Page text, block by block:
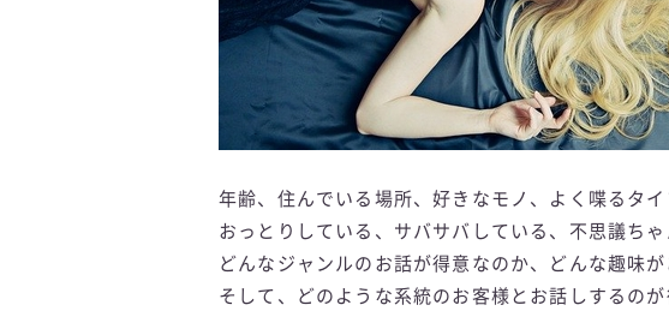
年齢、住んでいる場所、好きなモノ、よく喋るタイ
おっとりしている、サバサバしている、不思議ちゃ
どんなジャンルのお話が得意なのか、どんな趣味が
そして、どのような系統のお客様とお話しするのが